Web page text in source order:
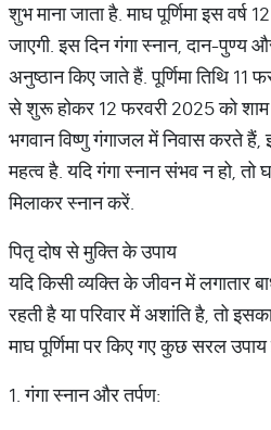
शुभ माना जाता है. माघ पूर्णिमा इस वर्ष
जाएगी. इस दिन गंगा स्नान, दान-पुण्य
अनुष्ठान किए जाते हैं. पूर्णिमा तिथि
से शुरू होकर 12 फरवरी 2025 को शाम
भगवान विष्णु गंगाजल में निवास करते हैं,
महत्व है. यदि गंगा स्नान संभव न हो,
मिलाकर स्नान करें.
पितृ दोष से मुक्ति के उपाय
यदि किसी व्यक्ति के जीवन में लगातार
रहती है या परिवार में अशांति है, तो
माघ पूर्णिमा पर किए गए कुछ सरल
1. गंगा स्नान और तर्पण: